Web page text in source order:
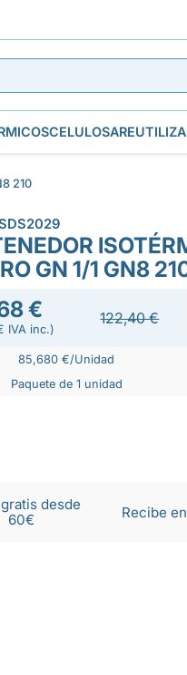
CELULOSA
210
GN 1/1 GN8
€
IVA inc.)
122,40 €
85,680 €/Unidad
Paquete de 1 unidad
desde
60€
Recibe